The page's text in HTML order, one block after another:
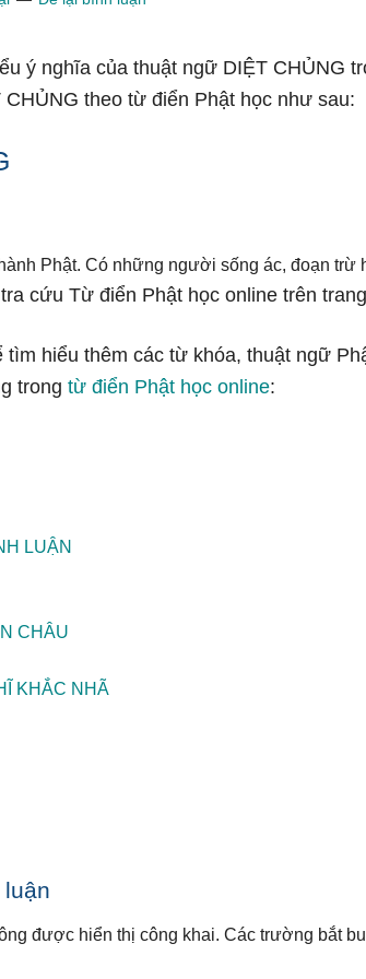
ý nghĩa của thuật ngữ DIỆT CHỦNG
theo từ điển Phật học như sau:
Phật. Có những người sống ác, đoạn trừ
cứu Từ điển Phật học online trên
tìm hiểu thêm các từ khóa, thuật ngữ
trong từ điển Phật học online:
LUẬN
CHÂU
KHẮC NHÃ
được hiển thị công khai. Các trường bắt